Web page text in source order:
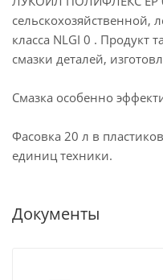
сельскохозяйственной,
класса NLGI 0 . Продукт
смазки деталей,
Смазка особенно
Фасовка 20 л в
единиц техники.
Документы